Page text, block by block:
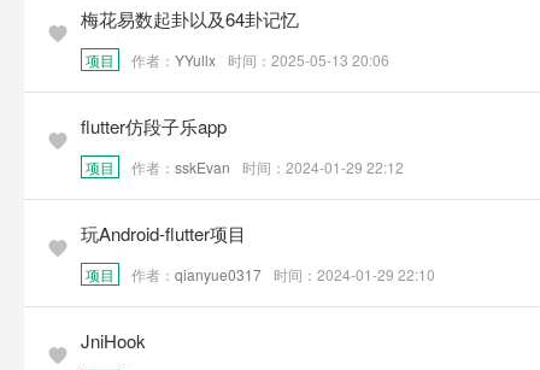
梅花易数起卦以及64卦记忆
项目 作者： YYullx 时间：2025-05-13 20:06
flutter仿段子乐app
项目 作者： sskEvan 时间：2024-01-29 22:12
玩Android-flutter项目
项目 作者： qianyue0317 时间：2024-01-29 22:10
JniHook